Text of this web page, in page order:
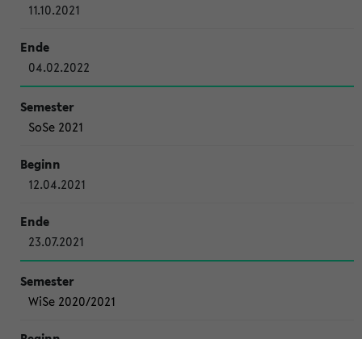
11.10.2021
04.02.2022
SoSe 2021
12.04.2021
23.07.2021
WiSe 2020/2021